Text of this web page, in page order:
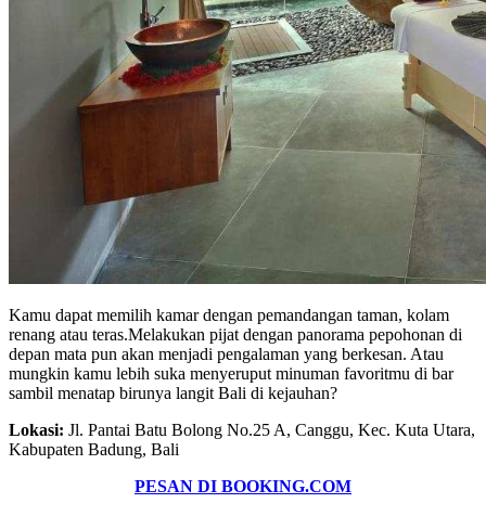
Kamu dapat memilih kamar dengan pemandangan taman, kolam
renang atau teras.Melakukan pijat dengan panorama pepohonan di
depan mata pun akan menjadi pengalaman yang berkesan. Atau
mungkin kamu lebih suka menyeruput minuman favoritmu di bar
sambil menatap birunya langit Bali di kejauhan?
Lokasi: Jl. Pantai Batu Bolong No.25 A, Canggu, Kec. Kuta Utara,
Kabupaten Badung, Bali
PESAN DI BOOKING.COM